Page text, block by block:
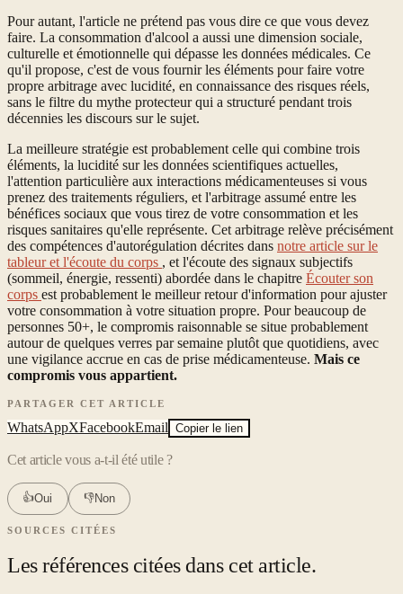
Pour autant, l'article ne prétend pas vous dire ce que vous devez
faire. La consommation d'alcool a aussi une dimension sociale,
culturelle et émotionnelle qui dépasse les données médicales. Ce
qu'il propose, c'est de vous fournir les éléments pour faire votre
propre arbitrage avec lucidité, en connaissance des risques réels,
sans le filtre du mythe protecteur qui a structuré pendant trois
décennies les discours sur le sujet.
La meilleure stratégie est probablement celle qui combine trois
éléments, la lucidité sur les données scientifiques actuelles,
l'attention particulière aux interactions médicamenteuses si vous
prenez des traitements réguliers, et l'arbitrage assumé entre les
bénéfices sociaux que vous tirez de votre consommation et les
risques sanitaires qu'elle représente. Cet arbitrage relève précisément
des compétences d'autorégulation décrites dans notre article sur le
tableur et l'écoute du corps , et l'écoute des signaux subjectifs
(sommeil, énergie, ressenti) abordée dans le chapitre Écouter son
corps est probablement le meilleur retour d'information pour ajuster
votre consommation à votre situation propre. Pour beaucoup de
personnes 50+, le compromis raisonnable se situe probablement
autour de quelques verres par semaine plutôt que quotidiens, avec
une vigilance accrue en cas de prise médicamenteuse. Mais ce
compromis vous appartient.
PARTAGER CET ARTICLE
WhatsAppXFacebookEmail Copier le lien
Cet article vous a-t-il été utile ?
👍Oui 👎Non
SOURCES CITÉES
Les références citées dans cet article.